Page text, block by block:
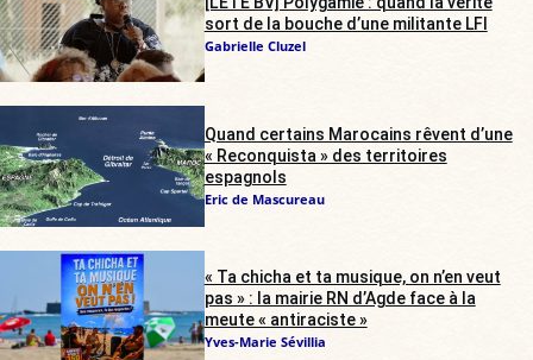
sort de la bouche d’une militante LFI
Gabrielle Cluzel
Quand certains Marocains rêvent d’une
« Reconquista » des territoires
espagnols
Eric de Mascureau
« Ta chicha et ta musique, on n’en veut
pas » : la mairie RN d’Agde face à la
meute « antiraciste »
Yves-Marie Sévillia